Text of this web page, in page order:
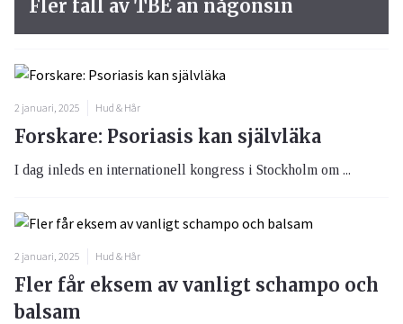
2 januari, 2025 Hud & Hår
Forskare: Psoriasis kan självläka
I dag inleds en internationell kongress i Stockholm om ...
2 januari, 2025 Hud & Hår
Fler får eksem av vanligt schampo och
balsam
Fler fall av TBE än någonsin